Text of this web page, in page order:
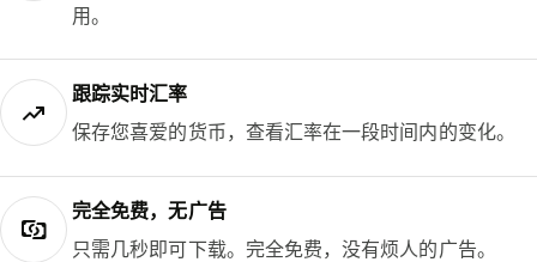
用。
跟踪实时汇率
保存您喜爱的货币，查看汇率在一段时间内的变化。
完全免费，无广告
只需几秒即可下载。完全免费，没有烦人的广告。